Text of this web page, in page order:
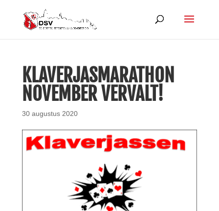
KLAVERJASMARATHON
NOVEMBER VERVALT!
30 augustus 2020